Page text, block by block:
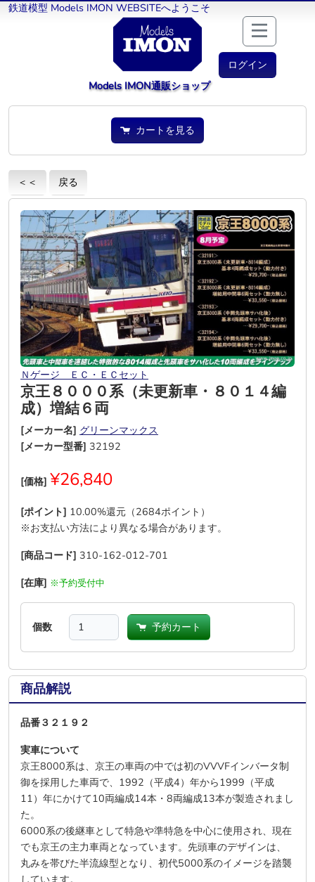
鉄道模型 Models IMON WEBSITEへようこそ
ログイン
Models IMON通販ショップ
カートを見る
＜＜ 戻る
Ｎゲージ ＥＣ・ＥＣセット
京王８０００系（未更新車・８０１４編
成）増結６両
[メーカー名] グリーンマックス
[メーカー型番] 32192
[価格] ¥26,840
[ポイント] 10.00%還元（2684ポイント）
※お支払い方法により異なる場合があります。
[商品コード] 310-162-012-701
[在庫] ※予約受付中
個数 予約カート
商品解説
品番３２１９２
実車について
京王8000系は、京王の車両の中では初のVVVFインバータ制
御を採用した車両で、1992（平成4）年から1999（平成
11）年にかけて10両編成14本・8両編成13本が製造されまし
た。
6000系の後継車として特急や準特急を中心に使用され、現在
でも京王の主力車両となっています。先頭車のデザインは、
丸みを帯びた半流線型となり、初代5000系のイメージを踏襲